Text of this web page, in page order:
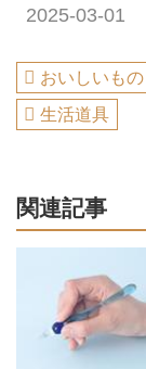
2025-03-01
おいしいもの
生活道具
関連記事